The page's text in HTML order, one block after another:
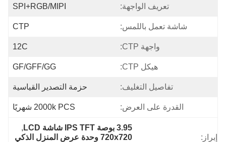
تعريف الواجهة: SPI+RGB/MIPI
شاشة تعمل باللمس: CTP
واجهة CTP: 12C
هيكل CTP: GF/GFF/GG
تفاصيل التغليف: حزمة التصدير القياسية
القدرة على العرض: 2000k PCS شهريًا
إبراز:
3.95 بوصة IPS TFT شاشة LCD
,
720x720 وحدة عرض المنزل الذكي